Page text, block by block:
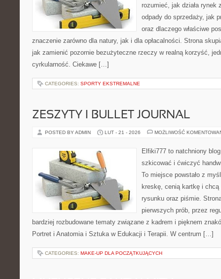
rozumieć, jak działa rynek
odpady do sprzedaży, jak
oraz dlaczego właściwe
znaczenie zarówno dla natury, jak i dla opłacalności. Strona
jak zamienić pozornie bezużyteczne rzeczy w realną korzyść,
cyrkularność. Ciekawe […]
CATEGORIES: SPORTY EKSTREMALNE
ZESZYTY I BULLET JOURNAL
POSTED BY ADMIN LUT - 21 - 2026 MOŻLIWOŚĆ
Elfiki777 to natchniony
szkicować i ćwiczyć
To miejsce powstało z
kreskę, cenią kartkę i chcą
rysunku oraz piśmie.
pierwszych prób, przez
bardziej rozbudowane tematy związane z kadrem i pięknem
Portret i Anatomia i Sztuka w Edukacji i Terapii. W centrum […]
CATEGORIES: MAKE-UP DLA POCZĄTKUJĄCYCH